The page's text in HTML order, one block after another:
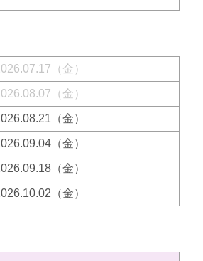
（金）
（金）
（金）
（金）
（金）
（金）